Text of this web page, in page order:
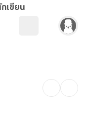
เขียน